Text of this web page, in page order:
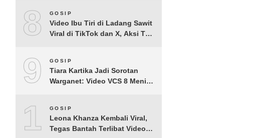
8 GOSIP
Video Ibu Tiri di Ladang Sawit
Viral di TikTok dan X, Aksi Tak
9 GOSIP
Tiara Kartika Jadi Sorotan
Warganet: Video VCS 8 Menit
10
GOSIP
Leona Khanza Kembali Viral,
Tegas Bantah Terlibat Video